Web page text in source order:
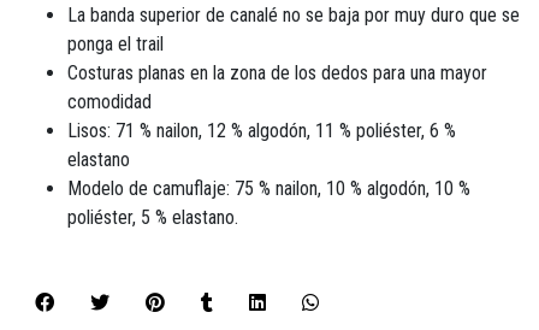
La banda superior de canalé no se baja por muy duro que se
ponga el trail
Costuras planas en la zona de los dedos para una mayor
comodidad
Lisos: 71 % nailon, 12 % algodón, 11 % poliéster, 6 %
elastano
Modelo de camuflaje: 75 % nailon, 10 % algodón, 10 %
poliéster, 5 % elastano.